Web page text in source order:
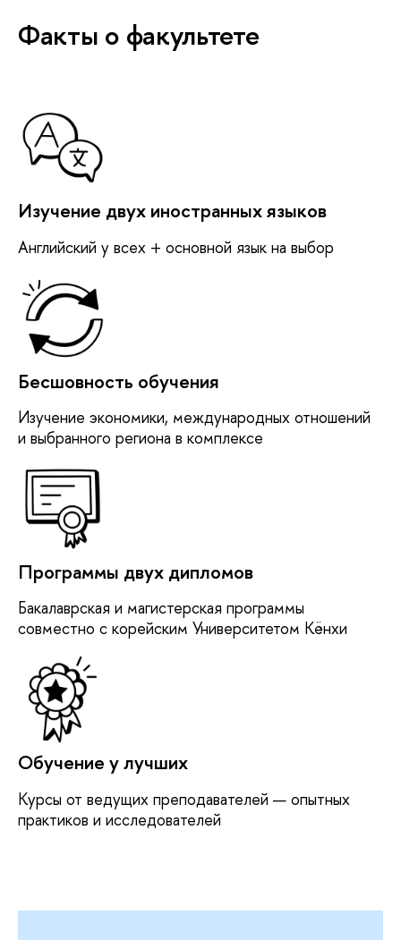
Факты о факультете
Изучение двух иностранных языков
Английский у всех + основной язык на выбор
Бесшовность обучения
Изучение экономики, международных отношений
и выбранного региона в комплексе
Программы двух дипломов
Бакалаврская и магистерская программы
совместно с корейским Университетом Кёнхи
Обучение у лучших
Курсы от ведущих преподавателей — опытных
практиков и исследователей